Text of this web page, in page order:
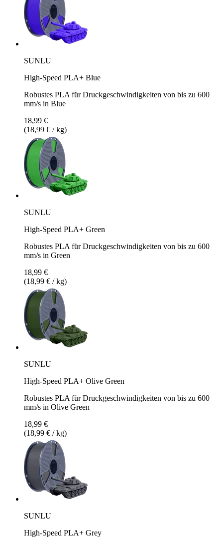
SUNLU
High-Speed PLA+ Blue
Robustes PLA für Druckgeschwindigkeiten von bis zu 600
mm/s in Blue
18,99 €
(18,99 € / kg)
SUNLU
High-Speed PLA+ Green
Robustes PLA für Druckgeschwindigkeiten von bis zu 600
mm/s in Green
18,99 €
(18,99 € / kg)
SUNLU
High-Speed PLA+ Olive Green
Robustes PLA für Druckgeschwindigkeiten von bis zu 600
mm/s in Olive Green
18,99 €
(18,99 € / kg)
SUNLU
High-Speed PLA+ Grey